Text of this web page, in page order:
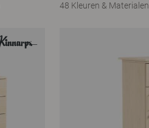
48 Kleuren & Materialen